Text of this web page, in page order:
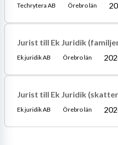
Techrytera AB Örebro län
Jurist till Ek Juridik
Ek juridik AB Örebro län
Jurist till Ek Juridik
Ek juridik AB Örebro län